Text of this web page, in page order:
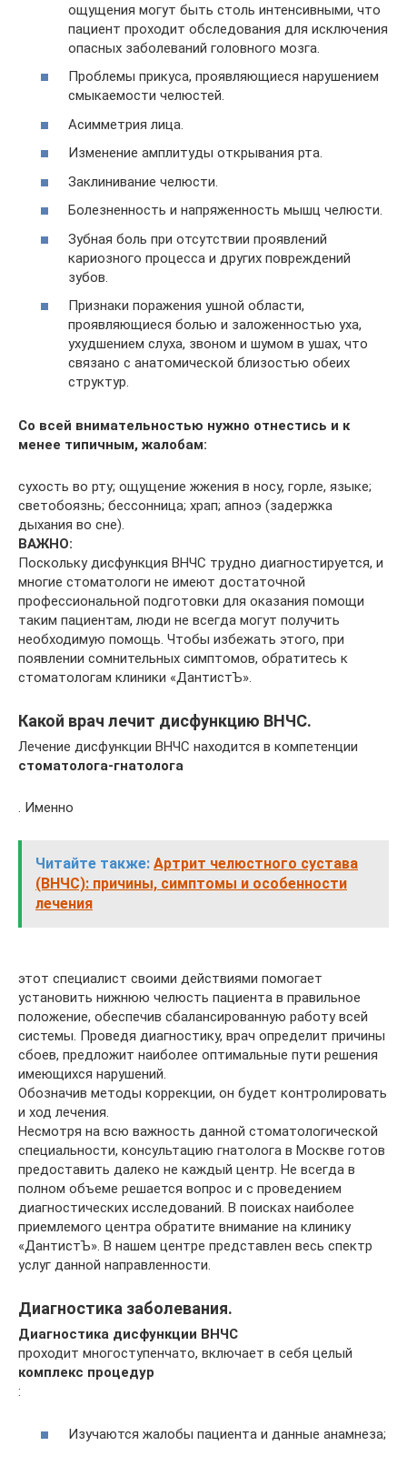
ощущения могут быть столь интенсивными, что
пациент проходит обследования для исключения
опасных заболеваний головного мозга.
Проблемы прикуса, проявляющиеся нарушением
смыкаемости челюстей.
Асимметрия лица.
Изменение амплитуды открывания рта.
Заклинивание челюсти.
Болезненность и напряженность мышц челюсти.
Зубная боль при отсутствии проявлений
кариозного процесса и других повреждений
зубов.
Признаки поражения ушной области,
проявляющиеся болью и заложенностью уха,
ухудшением слуха, звоном и шумом в ушах, что
связано с анатомической близостью обеих
структур.
Со всей внимательностью нужно отнестись и к
менее типичным, жалобам:
сухость во рту; ощущение жжения в носу, горле, языке;
светобоязнь; бессонница; храп; апноэ (задержка
дыхания во сне).
ВАЖНО:
Поскольку дисфункция ВНЧС трудно диагностируется, и
многие стоматологи не имеют достаточной
профессиональной подготовки для оказания помощи
таким пациентам, люди не всегда могут получить
необходимую помощь. Чтобы избежать этого, при
появлении сомнительных симптомов, обратитесь к
стоматологам клиники «ДантистЪ».
Какой врач лечит дисфункцию ВНЧС.
Лечение дисфункции ВНЧС находится в компетенции
стоматолога-гнатолога
. Именно
Читайте также: Артрит челюстного сустава
(ВНЧС): причины, симптомы и особенности
лечения
этот специалист своими действиями помогает
установить нижнюю челюсть пациента в правильное
положение, обеспечив сбалансированную работу всей
системы. Проведя диагностику, врач определит причины
сбоев, предложит наиболее оптимальные пути решения
имеющихся нарушений.
Обозначив методы коррекции, он будет контролировать
и ход лечения.
Несмотря на всю важность данной стоматологической
специальности, консультацию гнатолога в Москве готов
предоставить далеко не каждый центр. Не всегда в
полном объеме решается вопрос и с проведением
диагностических исследований. В поисках наиболее
приемлемого центра обратите внимание на клинику
«ДантистЪ». В нашем центре представлен весь спектр
услуг данной направленности.
Диагностика заболевания.
Диагностика дисфункции ВНЧС
проходит многоступенчато, включает в себя целый
комплекс процедур
:
Изучаются жалобы пациента и данные анамнеза;